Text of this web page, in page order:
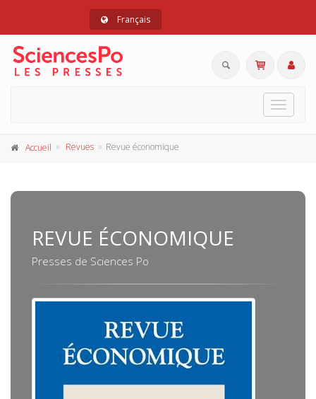
Français
Toggle
Accueil Revues Revue économique
REVUE ÉCONOMIQUE
Presses de Sciences Po